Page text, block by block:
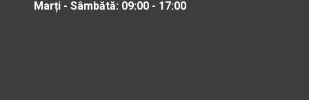
Marți - Sâmbătă: 09:00 - 17:00